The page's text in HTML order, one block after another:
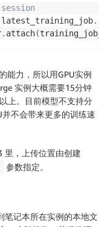
latest_training_job.
. attach(
能力，所以用GPU实例
实例大概需要15分钟
上。目前模型不支持分
不会带来更多的训练速
里，上传位置由创建
参数指定。
笔记本所在实例的本地文